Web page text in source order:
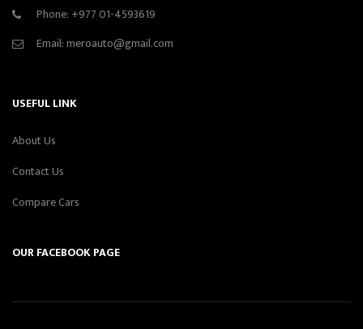
Phone: +977 01-4593619
Email:meroauto@gmail.com
USEFUL LINK
About Us
Contact Us
Compare Cars
OUR FACEBOOK PAGE